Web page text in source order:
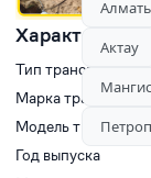
Тип транспорта
Марка транспорта
Модель
Год выпуска
Актау